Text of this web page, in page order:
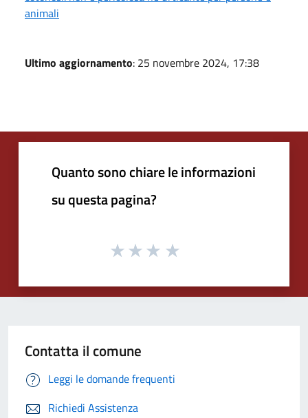
animali
Ultimo aggiornamento: 25 novembre 2024, 17:38
Quanto sono chiare le informazioni
su questa pagina?
Contatta il comune
Leggi le domande frequenti
Richiedi Assistenza